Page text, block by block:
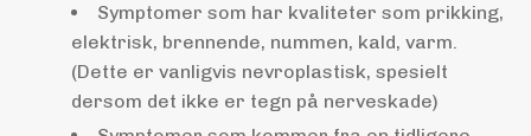
Symptomer som har kvaliteter som prikking,
elektrisk, brennende, nummen, kald, varm.
(Dette er vanligvis nevroplastisk, spesielt
dersom det ikke er tegn på nerveskade)